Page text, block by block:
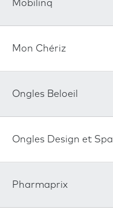
Mobilinq
Mon Chériz
Ongles Beloeil
Ongles Design et Spa
Pharmaprix